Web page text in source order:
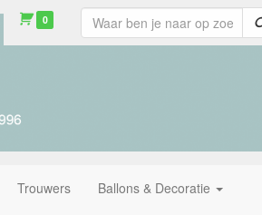
0
Trouwers Ballons & Decoratie